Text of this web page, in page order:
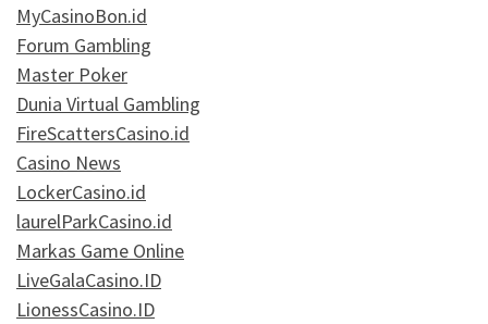
MyCasinoBon.id
Forum Gambling
Master Poker
Dunia Virtual Gambling
FireScattersCasino.id
Casino News
LockerCasino.id
laurelParkCasino.id
Markas Game Online
LiveGalaCasino.ID
LionessCasino.ID